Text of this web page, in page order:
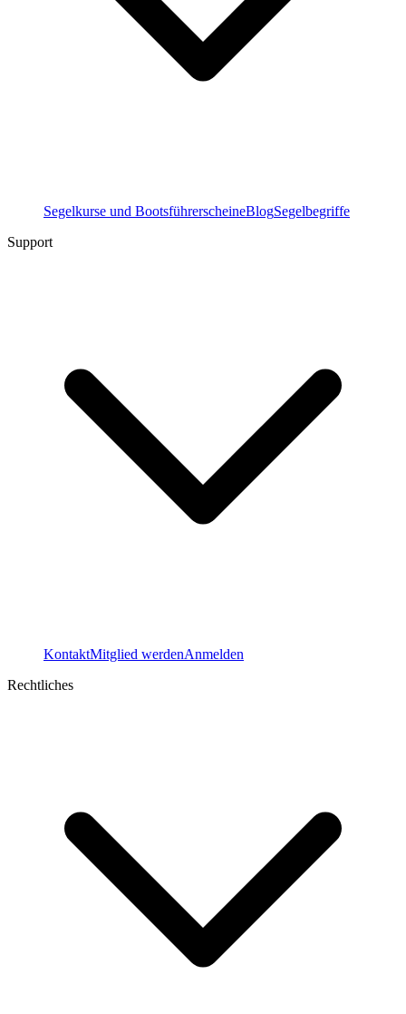
Segelkurse und BootsführerscheineBlogSegelbegriffe
Support
KontaktMitglied werdenAnmelden
Rechtliches